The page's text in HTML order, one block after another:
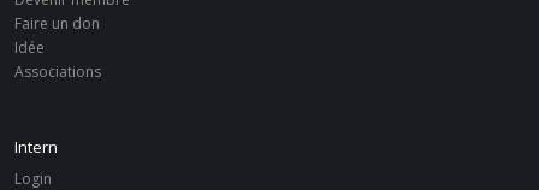
Faire un don
Idée
Associations
Intern
Login